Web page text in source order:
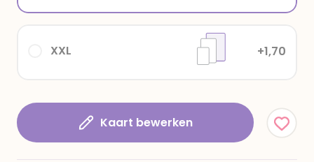
XXL +1,70
Kaart bewerken